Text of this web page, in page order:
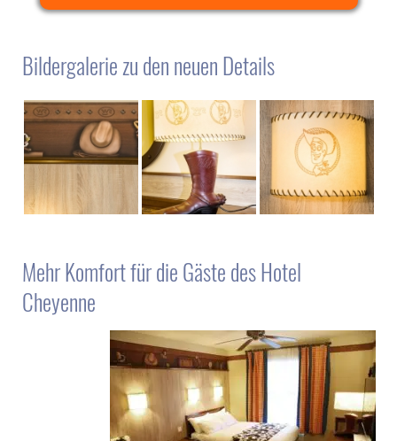
Bildergalerie zu den neuen Details
Mehr Komfort für die Gäste des Hotel
Cheyenne